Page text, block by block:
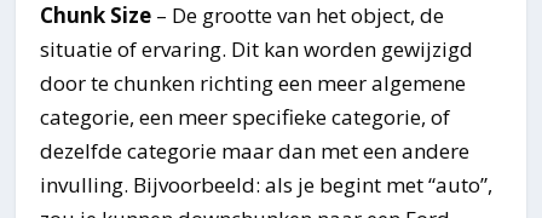
Chunk Size – De grootte van het object, de
situatie of ervaring. Dit kan worden gewijzigd
door te chunken richting een meer algemene
categorie, een meer specifieke categorie, of
dezelfde categorie maar dan met een andere
invulling. Bijvoorbeeld: als je begint met “auto”,